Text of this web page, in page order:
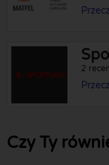
2
Czy Ty